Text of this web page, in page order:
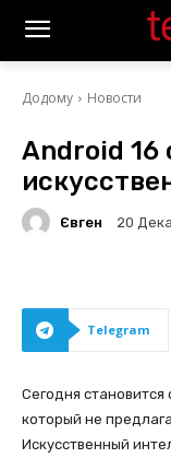
Додому Новости
Android 16
Євген 20
Telegram
Сегодня
который не
Искусственный